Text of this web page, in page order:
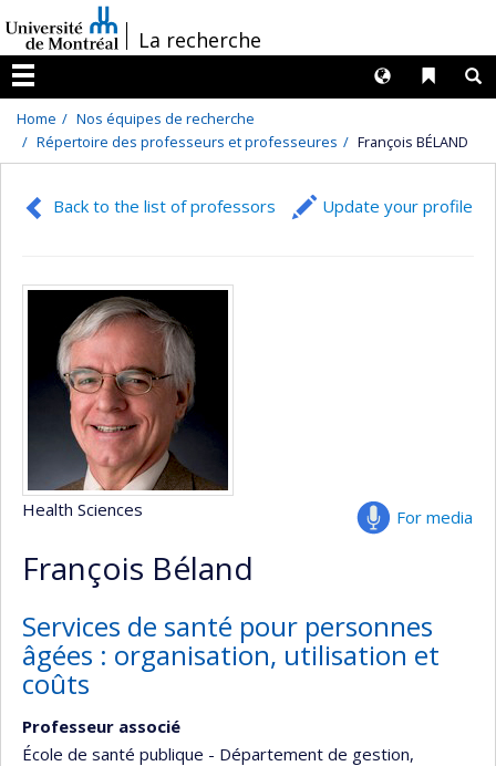
au
contenu
/La recherche
Menu
Liens
Langues
Home
Nos équipes de recherche
Répertoire des professeurs et professeures
François BÉLAND
Back to the list of professors Update your profile
For media
Health Sciences
François Béland
Services de santé pour personnes
âgées : organisation, utilisation et
coûts
Professeur associé
École de santé publique - Département de gestion,